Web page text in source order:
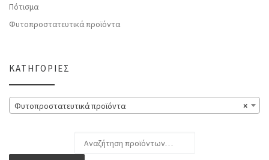
Πότισμα
Φυτοπροστατευτικά προϊόντα
ΚΑΤΗΓΟΡΊΕΣ
×
Φυτοπροστατευτικά προϊόντα